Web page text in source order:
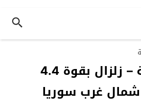
عالم الجريمة – زلزال بقوة 4.4
غرب سوريا